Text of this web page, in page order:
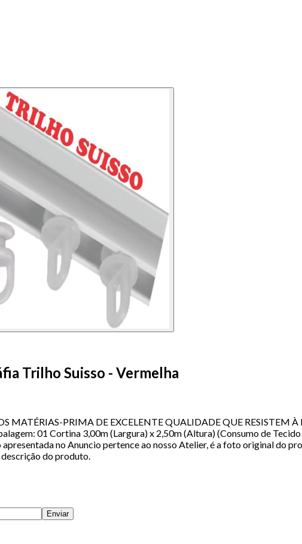
Trilho Suisso - Vermelha
PRIMA DE EXCELENTE QUALIDADE QUE RESISTEM À
01 Cortina 3,00m (Largura) x 2,50m (Altura) (Consumo de
no Anuncio pertence ao nosso Atelier, é a foto original do
do produto.
Enviar